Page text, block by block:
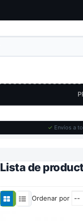
✓ Envíos a
Lista de
Ordenar por